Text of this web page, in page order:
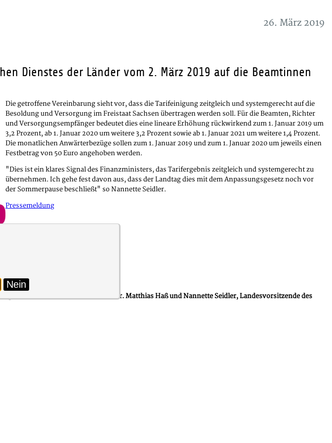
26. März 2019
Dienstes der Länder vom 2. März 2019 auf die Beamtinnen
zwischen Finanzminister Dr. Matthias Haß und Nannette Seidler, Landesvorsitzende des
Die getroffene Vereinbarung sieht vor, dass die Tarifeinigung zeitgleich und systemgerecht auf die
Besoldung und Versorgung im Freistaat Sachsen übertragen werden soll. Für die Beamten, Richter
und Versorgungsempfänger bedeutet dies eine lineare Erhöhung rückwirkend zum 1. Januar 2019 um
3,2 Prozent, ab 1. Januar 2020 um weitere 3,2 Prozent sowie ab 1. Januar 2021 um weitere 1,4 Prozent.
Die monatlichen Anwärterbezüge sollen zum 1. Januar 2019 und zum 1. Januar 2020 um jeweils einen
Festbetrag von 50 Euro angehoben werden.
"Dies ist ein klares Signal des Finanzministers, das Tarifergebnis zeitgleich und systemgerecht zu
übernehmen. Ich gehe fest davon aus, dass der Landtag dies mit dem Anpassungsgesetz noch vor
der Sommerpause beschließt" so Nannette Seidler.
Pressemeldung
Nein